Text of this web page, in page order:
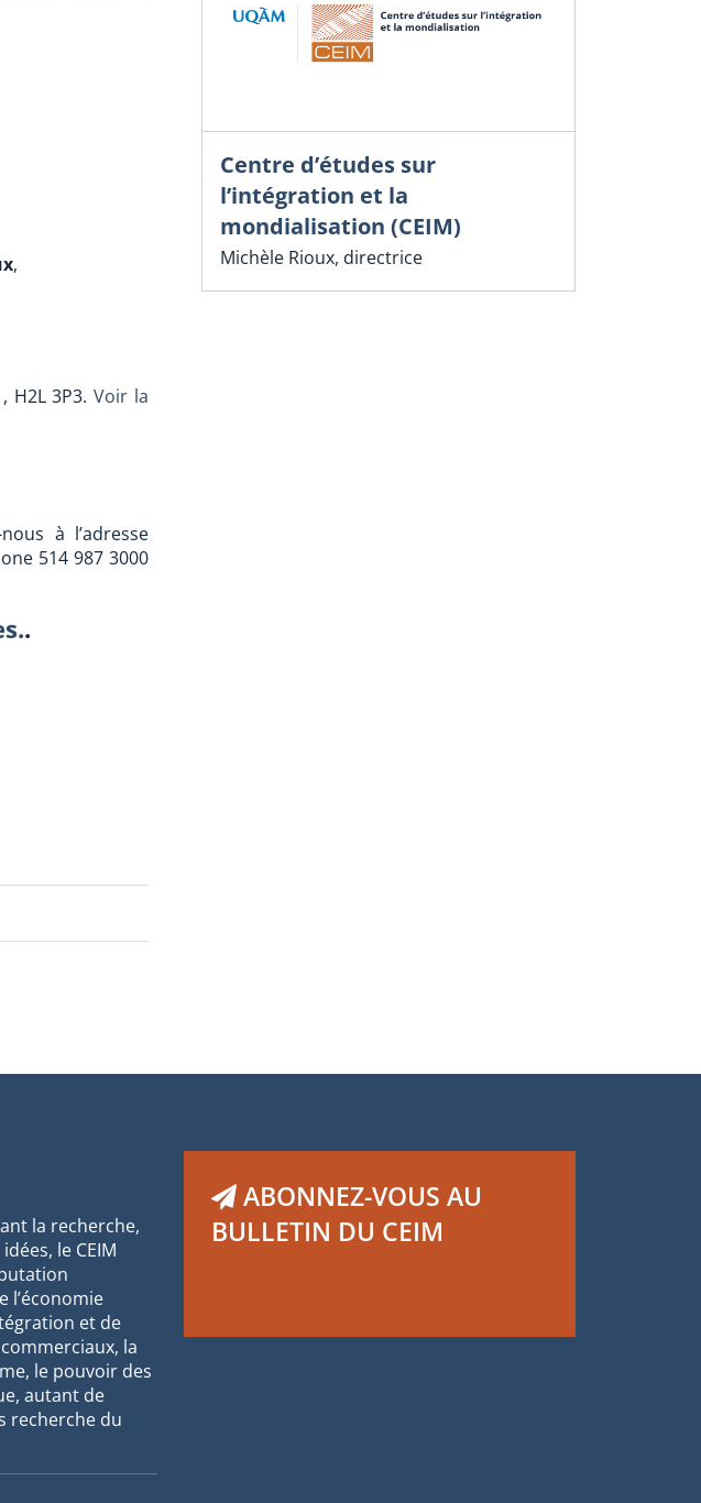
,
H2L 3P3.Voir la
à l’adresse
514 987 3000
.
Centre d’études sur
l’intégration et la
mondialisation (CEIM)
Michèle Rioux, directrice
la recherche,
le CEIM
l’économie
et de
la
le pouvoir des
autant de
recherche du
ABONNEZ-VOUS AU
BULLETIN DU CEIM